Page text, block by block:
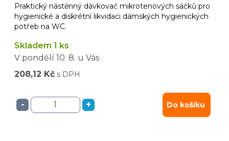
Praktický nástěnný dávkovač mikrotenových sáčků pro
hygienické a diskrétní likvidaci dámských hygienických
potřeb na WC.
Skladem 1 ks
V pondělí 10. 8. u Vás
208,12 Kč s DPH
- + Do košíku